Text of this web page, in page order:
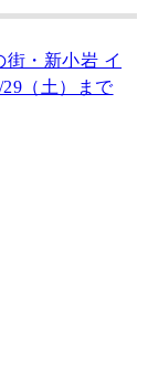
・新小岩 イ
（土）まで